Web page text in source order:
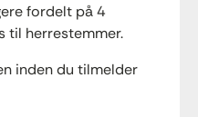
fordelt på 4
til herrestemmer.
inden du tilmelder